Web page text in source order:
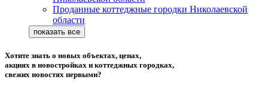
Проданные коттеджные городки Николаевской
области
Хотите знать о новых объектах, ценах,
акциях в новостройках и коттеджных городках,
свежих новостях первыми?